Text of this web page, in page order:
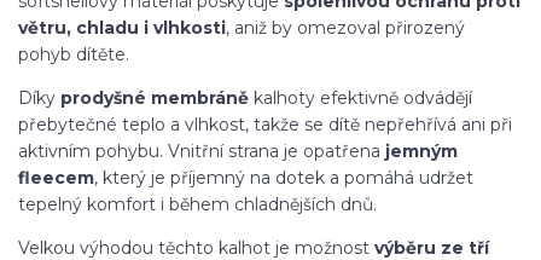
větru, chladu i vlhkosti, aniž by omezoval přirozený
pohyb dítěte.
Díky prodyšné membráně kalhoty efektivně odvádějí
přebytečné teplo a vlhkost, takže se dítě nepřehřívá ani při
aktivním pohybu. Vnitřní strana je opatřena jemným
fleecem, který je příjemný na dotek a pomáhá udržet
tepelný komfort i během chladnějších dnů.
Velkou výhodou těchto kalhot je možnost výběru ze tří